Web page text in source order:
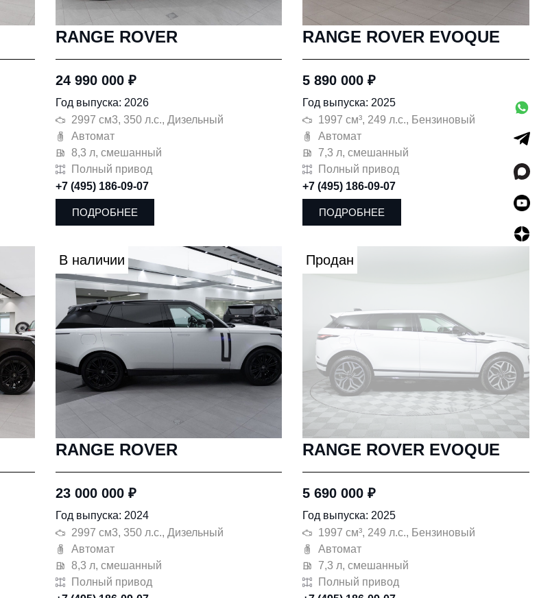
RANGE ROVER
24 990 000₽
Год выпуска: 2026
2997 см3, 350 л.с., Дизельный
Автомат
8,3 л, смешанный
Полный привод
+7 (495) 186-09-07
ПОДРОБНЕЕ
RANGE ROVER EVOQUE
5 890 000₽
Год выпуска: 2025
1997 см³, 249 л.с., Бензиновый
Автомат
7,3 л, смешанный
Полный привод
+7 (495) 186-09-07
ПОДРОБНЕЕ
В наличии
RANGE ROVER
23 000 000₽
Год выпуска: 2024
2997 см3, 350 л.с., Дизельный
Автомат
8,3 л, смешанный
Полный привод
Продан
RANGE ROVER EVOQUE
5 690 000₽
Год выпуска: 2025
1997 см³, 249 л.с., Бензиновый
Автомат
7,3 л, смешанный
Полный привод